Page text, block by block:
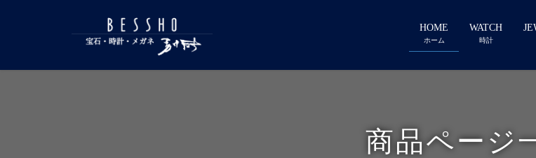
HOME
ホーム
WATCH
時計
商品ページ